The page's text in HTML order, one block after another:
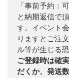
「事前予約：
と納期返信で
す。イベント
りますとご注
ル等が生じる
ご登録時は確
だくか、発送